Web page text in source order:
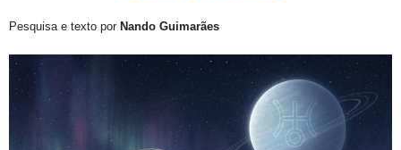
Pesquisa e texto por Nando Guimarães